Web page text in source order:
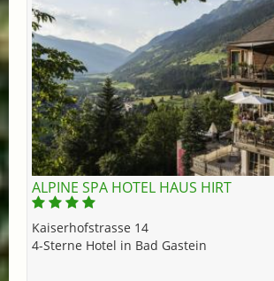
ALPINE SPA HOTEL HAUS HIRT
Kaiserhofstrasse 14
4-Sterne Hotel in Bad Gastein